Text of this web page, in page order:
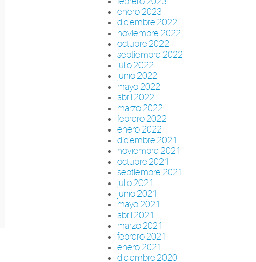
enero 2023
diciembre 2022
noviembre 2022
octubre 2022
septiembre 2022
julio 2022
junio 2022
mayo 2022
abril 2022
marzo 2022
febrero 2022
enero 2022
diciembre 2021
noviembre 2021
octubre 2021
septiembre 2021
julio 2021
junio 2021
mayo 2021
abril 2021
marzo 2021
febrero 2021
enero 2021
diciembre 2020